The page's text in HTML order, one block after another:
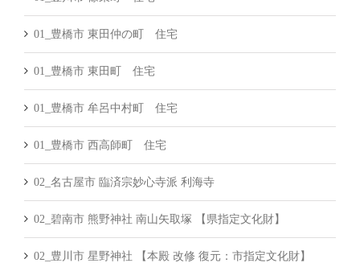
01_豊橋市 東田仲の町 住宅
01_豊橋市 東田町 住宅
01_豊橋市 牟呂中村町 住宅
01_豊橋市 西高師町 住宅
02_名古屋市 臨済宗妙心寺派 利海寺
02_碧南市 熊野神社 南山矢取塚 【県指定文化財】
02_豊川市 星野神社 【本殿 改修 復元：市指定文化財】